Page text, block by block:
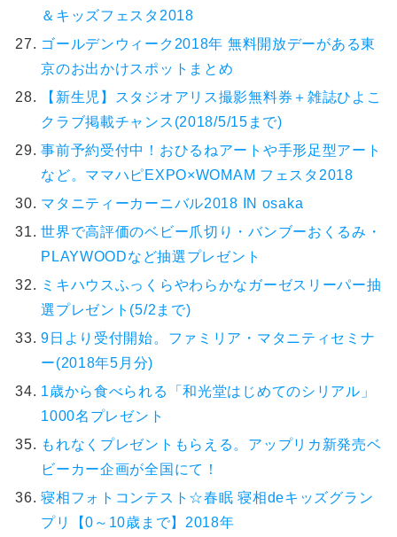
＆キッズフェスタ2018
ゴールデンウィーク2018年 無料開放デーがある東
京のお出かけスポットまとめ
【新生児】スタジオアリス撮影無料券＋雑誌ひよこ
クラブ掲載チャンス(2018/5/15まで)
事前予約受付中！おひるねアートや手形足型アート
など。ママハピEXPO×WOMAM フェスタ2018
マタニティーカーニバル2018 IN osaka
世界で高評価のベビー爪切り・バンブーおくるみ・
PLAYWOODなど抽選プレゼント
ミキハウスふっくらやわらかなガーゼスリーパー抽
選プレゼント(5/2まで)
9日より受付開始。ファミリア・マタニティセミナ
ー(2018年5月分)
1歳から食べられる「和光堂はじめてのシリアル」
1000名プレゼント
もれなくプレゼントもらえる。アップリカ新発売ベ
ビーカー企画が全国にて！
寝相フォトコンテスト☆春眠 寝相deキッズグラン
プリ【0～10歳まで】2018年